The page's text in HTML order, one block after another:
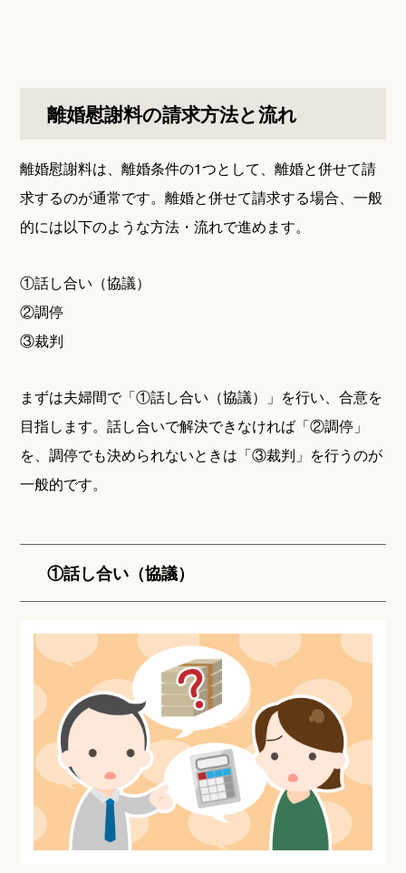
離婚慰謝料の請求方法と流れ
離婚慰謝料は、離婚条件の1つとして、離婚と併せて請
求するのが通常です。離婚と併せて請求する場合、一般
的には以下のような方法・流れで進めます。
①話し合い（協議）
②調停
③裁判
まずは夫婦間で「①話し合い（協議）」を行い、合意を
目指します。話し合いで解決できなければ「②調停」
を、調停でも決められないときは「③裁判」を行うのが
一般的です。
①話し合い（協議）